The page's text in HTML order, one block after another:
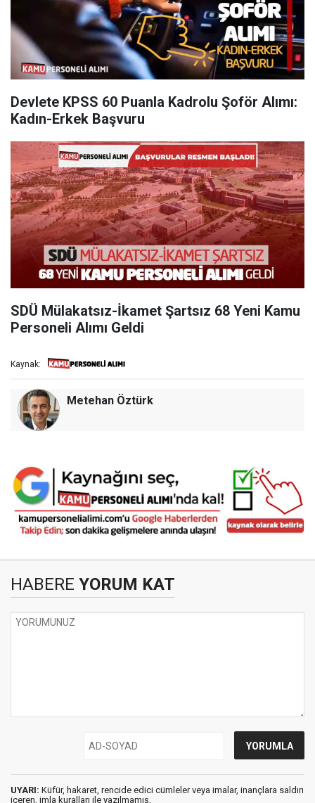
Devlete KPSS 60 Puanla Kadrolu Şoför Alımı:
Kadın-Erkek Başvuru
SDÜ Mülakatsız-İkamet Şartsız 68 Yeni Kamu
Personeli Alımı Geldi
Kaynak:
Metehan Öztürk
HABERE YORUM KAT
UYARI: Küfür, hakaret, rencide edici cümleler veya imalar, inançlara saldırı
içeren, imla kuralları ile yazılmamış,